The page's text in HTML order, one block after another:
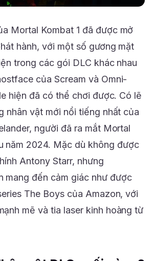
Mortal Kombat 1 đã được mở
hành, với một số gương mặt
trong các gói DLC khác nhau
của Scream và Omni-
hiện đã có thể chơi được. Có lẽ
nhân vật mới nổi tiếng nhất của
người đã ra mắt Mortal
năm 2024. Mặc dù không được
Antony Starr, nhưng
mang đến cảm giác như được
The Boys của Amazon, với
mẽ và tia laser kinh hoàng từ